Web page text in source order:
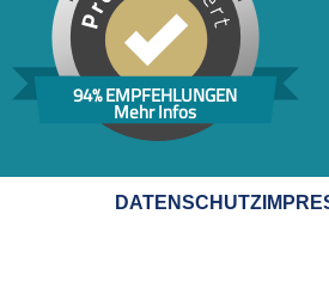
94% EMPFEHLUNGEN
Mehr Infos
DATENSCHUTZ